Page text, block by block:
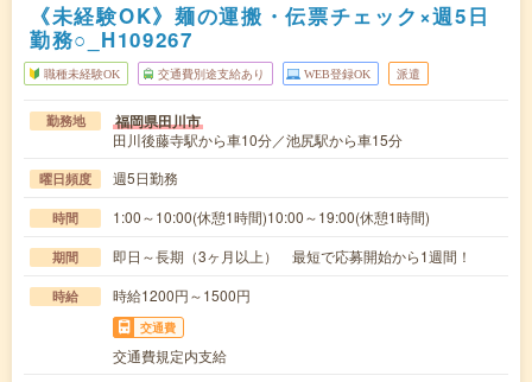
《未経験OK》麺の運搬・伝票チェック×週5日
勤務○_H109267
職種未経験OK 交通費別途支給あり WEB登録OK 派遣
勤務地 福岡県田川市
田川後藤寺駅から車10分／池尻駅から車15分
曜日頻度 週5日勤務
時間 1:00～10:00(休憩1時間)10:00～19:00(休憩1時間)
期間 即日～長期（3ヶ月以上） 最短で応募開始から1週間！
時給 時給1200円～1500円
交通費
交通費規定内支給